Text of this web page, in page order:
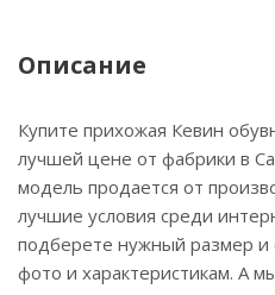
Описание
Купите прихожая Кевин
лучшей цене от фабрики в
модель продается от
лучшие условия среди
подберете нужный размер и
фото и характеристикам. А